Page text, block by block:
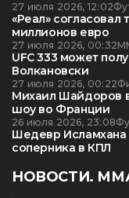
27 июля 2026, 12:02
«Реал» согласовал
миллионов евро
27 июля 2026, 00:32
UFC 333 может
Волкановски
27 июля 2026, 00:22
Михаил Шайдоров
шоу во Франции
26 июля 2026, 23:08
Шедевр Исламхана
соперника в КПЛ
НОВОСТИ.